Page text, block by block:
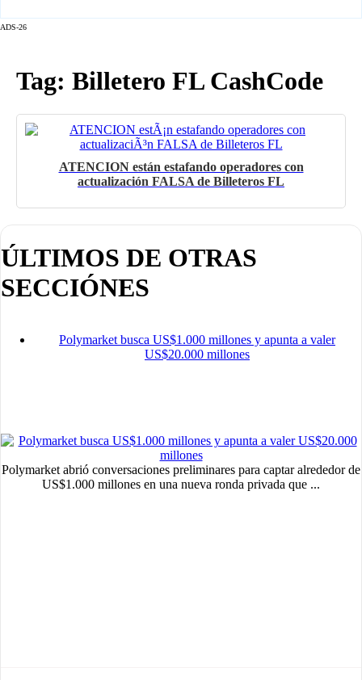
ADS-26
Tag: Billetero FL CashCode
ATENCION están estafando operadores con
actualización FALSA de Billeteros FL
ÚLTIMOS DE OTRAS
SECCIÓNES
Polymarket busca US$1.000 millones y apunta a valer
US$20.000 millones
Polymarket abrió conversaciones preliminares para captar alrededor de
US$1.000 millones en una nueva ronda privada que ...